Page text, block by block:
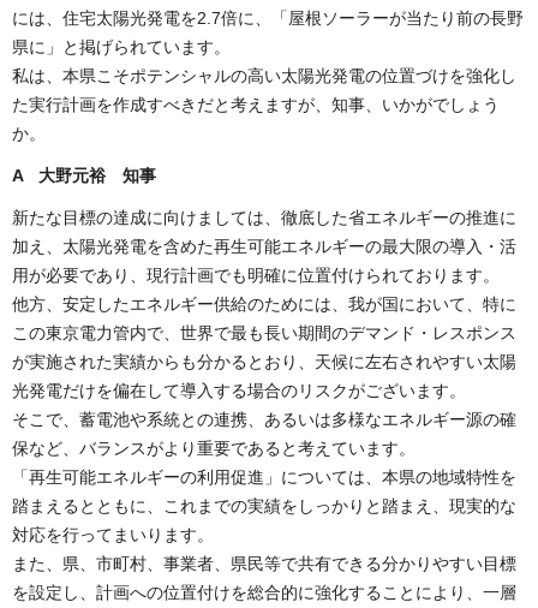
には、住宅太陽光発電を2.7倍に、「屋根ソーラーが当たり前の長野
県に」と掲げられています。
私は、本県こそポテンシャルの高い太陽光発電の位置づけを強化し
た実行計画を作成すべきだと考えますが、知事、いかがでしょう
か。
A 大野元裕 知事
新たな目標の達成に向けましては、徹底した省エネルギーの推進に
加え、太陽光発電を含めた再生可能エネルギーの最大限の導入・活
用が必要であり、現行計画でも明確に位置付けられております。
他方、安定したエネルギー供給のためには、我が国において、特に
この東京電力管内で、世界で最も長い期間のデマンド・レスポンス
が実施された実績からも分かるとおり、天候に左右されやすい太陽
光発電だけを偏在して導入する場合のリスクがございます。
そこで、蓄電池や系統との連携、あるいは多様なエネルギー源の確
保など、バランスがより重要であると考えています。
「再生可能エネルギーの利用促進」については、本県の地域特性を
踏まえるとともに、これまでの実績をしっかりと踏まえ、現実的な
対応を行ってまいります。
また、県、市町村、事業者、県民等で共有できる分かりやすい目標
を設定し、計画への位置付けを総合的に強化することにより、一層